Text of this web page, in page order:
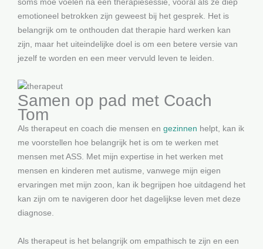
soms moe voelen na een therapiesessie, vooral als ze diep
emotioneel betrokken zijn geweest bij het gesprek. Het is
belangrijk om te onthouden dat therapie hard werken kan
zijn, maar het uiteindelijke doel is om een betere versie van
jezelf te worden en een meer vervuld leven te leiden.
Samen op pad met Coach
Tom
Als therapeut en coach die mensen en gezinnen helpt, kan ik
me voorstellen hoe belangrijk het is om te werken met
mensen met ASS. Met mijn expertise in het werken met
mensen en kinderen met autisme, vanwege mijn eigen
ervaringen met mijn zoon, kan ik begrijpen hoe uitdagend het
kan zijn om te navigeren door het dagelijkse leven met deze
diagnose.
Als therapeut is het belangrijk om empathisch te zijn en een